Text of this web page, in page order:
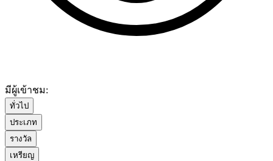
มีผู้เข้าชม:
ทั่วไป
ประเภท
รางวัล
เหรียญ